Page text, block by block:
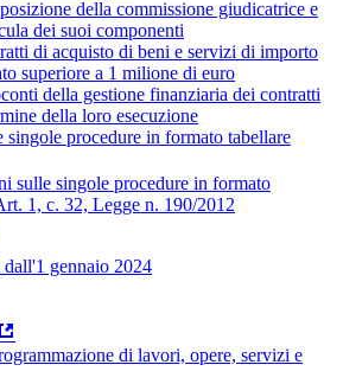
della commissione giudicatrice e
dei suoi componenti
di acquisto di beni e servizi di importo
superiore a 1 milione di euro
della gestione finanziaria dei contratti
della loro esecuzione
procedure in formato tabellare
sulle singole procedure in formato
1, c. 32, Legge n. 190/2012
gennaio 2024
di lavori, opere, servizi e